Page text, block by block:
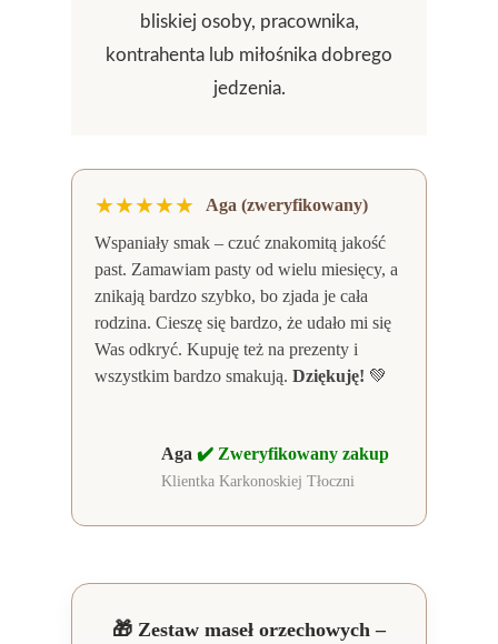
bliskiej osoby, pracownika,
kontrahenta lub miłośnika dobrego
jedzenia.
★★★★★
Aga (zweryfikowany)
Wspaniały smak – czuć znakomitą jakość
past. Zamawiam pasty od wielu miesięcy, a
znikają bardzo szybko, bo zjada je cała
rodzina. Cieszę się bardzo, że udało mi się
Was odkryć. Kupuję też na prezenty i
wszystkim bardzo smakują. Dziękuję! 💚
Aga ✔️ Zweryfikowany zakup
Klientka Karkonoskiej Tłoczni
🎁 Zestaw maseł orzechowych –